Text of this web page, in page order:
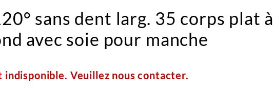
sans dent larg. 35 corps plat à
avec soie pour manche
Veuillez nous contacter.